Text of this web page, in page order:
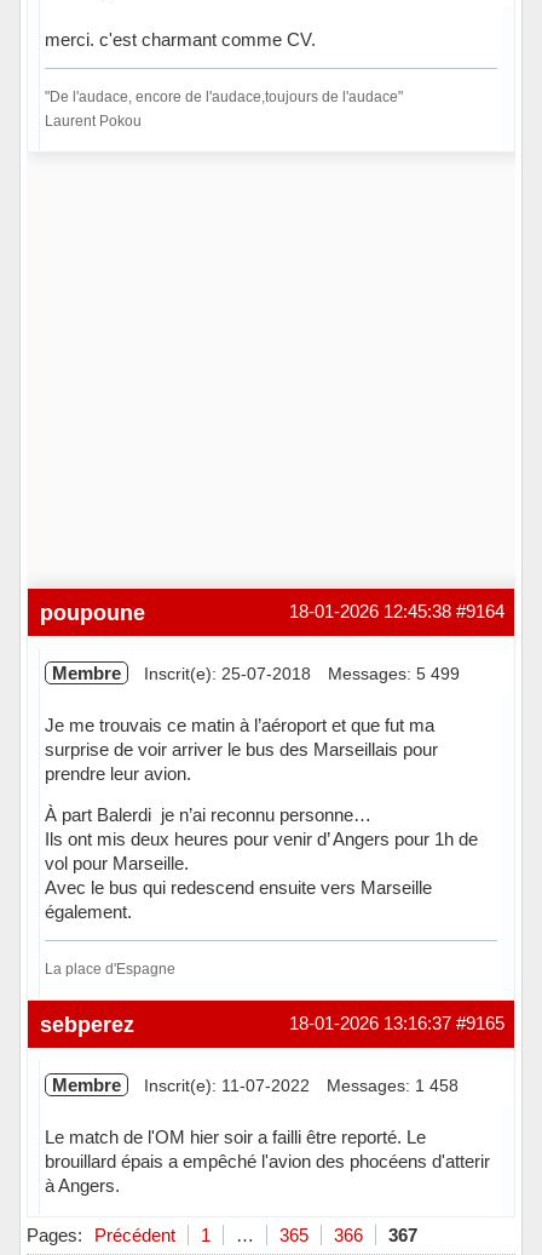
merci. c'est charmant comme CV.
"De l'audace, encore de l'audace,toujours de l'audace"
Laurent Pokou
#9164
18-01-2026 12:45:38
poupoune
Membre Inscrit(e): 25-07-2018 Messages: 5 499
Je me trouvais ce matin à l’aéroport et que fut ma
surprise de voir arriver le bus des Marseillais pour
prendre leur avion.
À part Balerdi je n’ai reconnu personne…
Ils ont mis deux heures pour venir d’ Angers pour 1h de
vol pour Marseille.
Avec le bus qui redescend ensuite vers Marseille
également.
La place d'Espagne
Hors ligne #9165
18-01-2026 13:16:37
sebperez
Membre Inscrit(e): 11-07-2022 Messages: 1 458
Le match de l'OM hier soir a failli être reporté. Le
brouillard épais a empêché l'avion des phocéens d'atterir
à Angers.
Hors ligne
Pages: Précédent 1 … 365 366 367